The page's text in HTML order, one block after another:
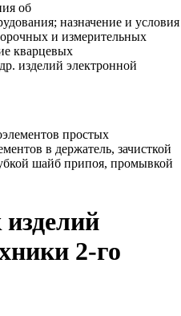
об
назначение и условия
и измерительных
кварцевых
изделий электронной
простых
в держатель, зачисткой
шайб припоя, промывкой
2-го